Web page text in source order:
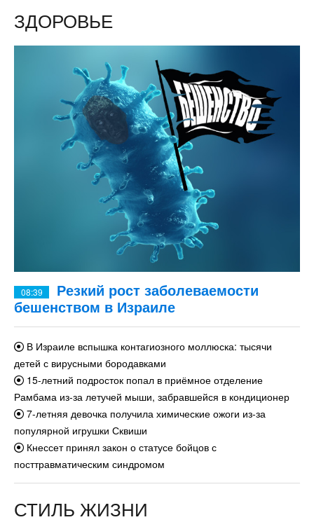
ЗДОРОВЬЕ
08:39
Резкий рост заболеваемости
бешенством в Израиле
В Израиле вспышка контагиозного моллюска: тысячи
детей с вирусными бородавками
15-летний подросток попал в приёмное отделение
Рамбама из-за летучей мыши, забравшейся в кондиционер
7-летняя девочка получила химические ожоги из-за
популярной игрушки Сквиши
Кнессет принял закон о статусе бойцов с
посттравматическим синдромом
СТИЛЬ ЖИЗНИ